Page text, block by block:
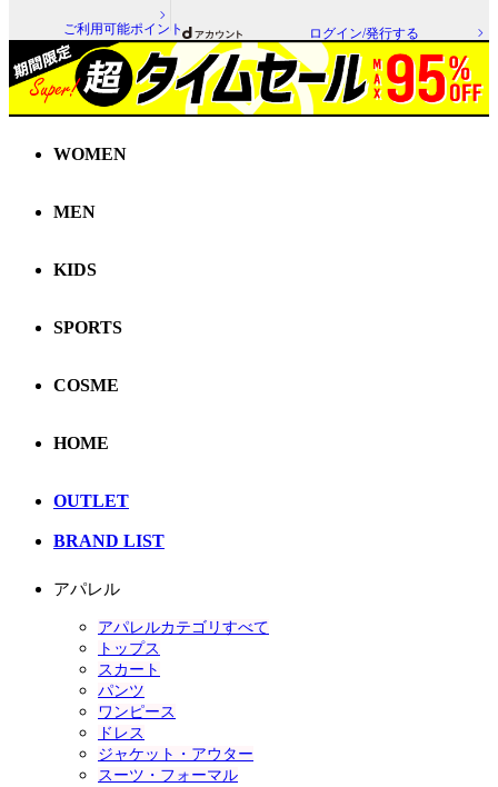
ご利用可能ポイント ログイン/発行する
WOMEN
MEN
KIDS
SPORTS
COSME
HOME
OUTLET
BRAND LIST
アパレル
アパレルカテゴリすべて
トップス
スカート
パンツ
ワンピース
ドレス
ジャケット・アウター
スーツ・フォーマル